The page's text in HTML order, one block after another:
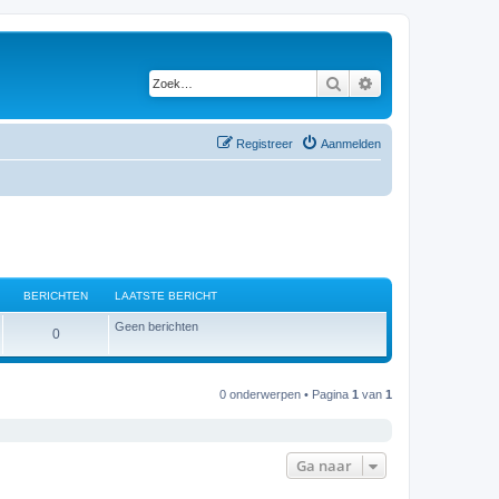
Zoek
Aanmelden
Registreer
BERICHTEN LAATSTE BERICHT
0B
e
Geen berichten
0 onderwerpen • Pagina 1 van 1
Ga naar